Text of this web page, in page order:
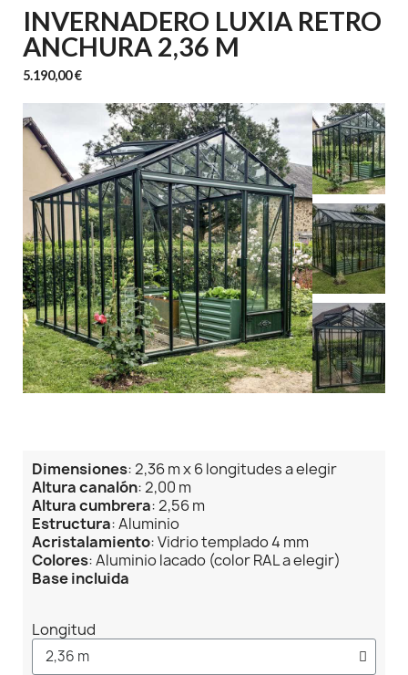
INVERNADERO LUXIA RETRO
ANCHURA 2,36 M
5.190,00 €
Dimensiones: 2,36 m x 6 longitudes a elegir
Altura canalón: 2,00 m
Altura cumbrera: 2,56 m
Estructura: Aluminio
Acristalamiento: Vidrio templado 4 mm
Colores: Aluminio lacado (color RAL a elegir)
Base incluida
Longitud